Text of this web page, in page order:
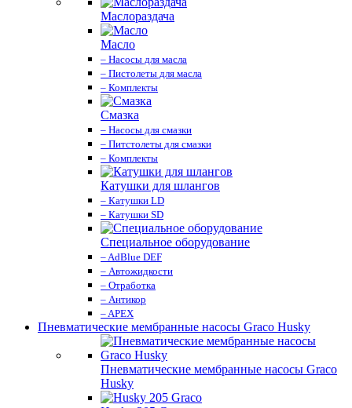
Маслораздача
Масло
– Насосы для масла
– Пистолеты для масла
– Комплекты
Смазка
– Насосы для смазки
– Питстолеты для смазки
– Комплекты
Катушки для шлангов
– Катушки LD
– Катушки SD
Специальное оборудование
– AdBlue DEF
– Автожидкости
– Отработка
– Антикор
– APEX
Пневматические мембранные насосы Graco Husky
Пневматические мембранные насосы Graco
Husky